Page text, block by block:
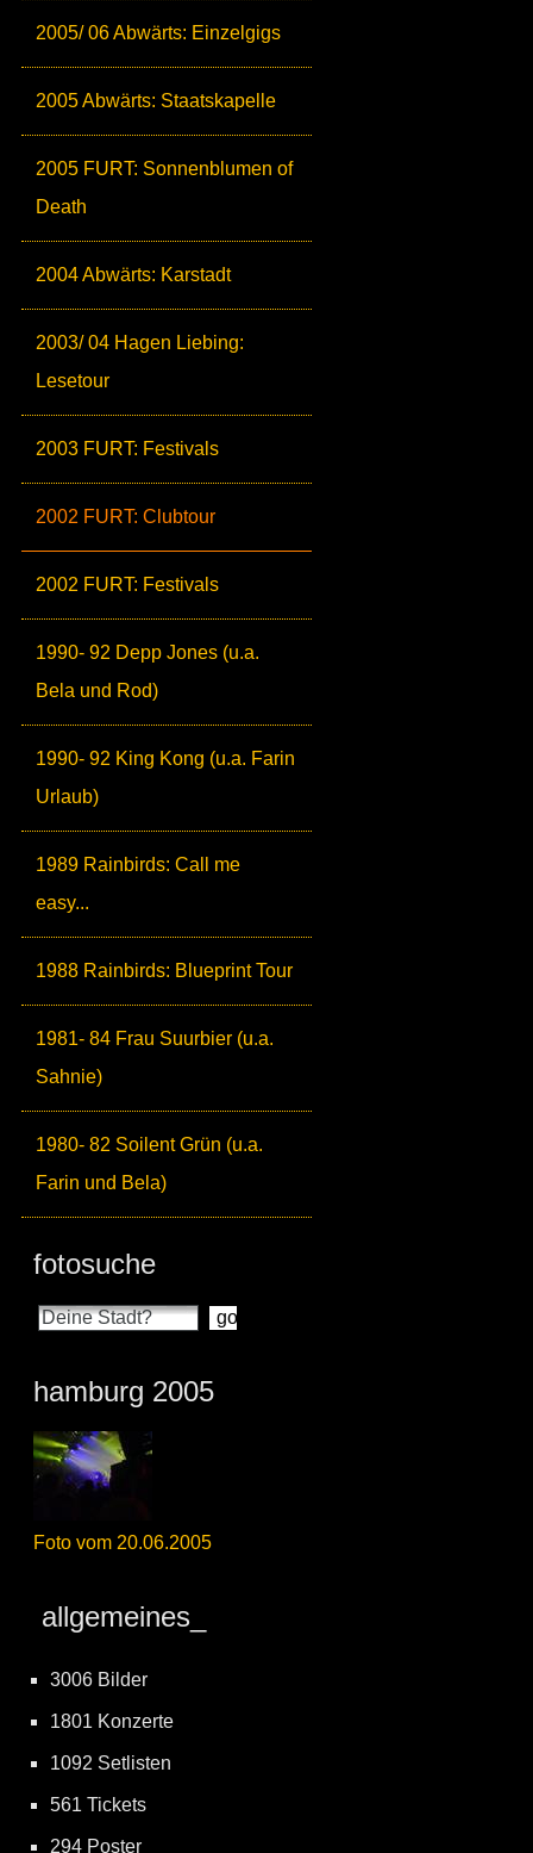
2005/ 06 Abwärts: Einzelgigs
2005 Abwärts: Staatskapelle
2005 FURT: Sonnenblumen of
Death
2004 Abwärts: Karstadt
2003/ 04 Hagen Liebing:
Lesetour
2003 FURT: Festivals
2002 FURT: Clubtour
2002 FURT: Festivals
1990- 92 Depp Jones (u.a.
Bela und Rod)
1990- 92 King Kong (u.a. Farin
Urlaub)
1989 Rainbirds: Call me
easy...
1988 Rainbirds: Blueprint Tour
1981- 84 Frau Suurbier (u.a.
Sahnie)
1980- 82 Soilent Grün (u.a.
Farin und Bela)
fotosuche
hamburg 2005
Foto vom 20.06.2005
allgemeines_
3006 Bilder
1801 Konzerte
1092 Setlisten
561 Tickets
294 Poster